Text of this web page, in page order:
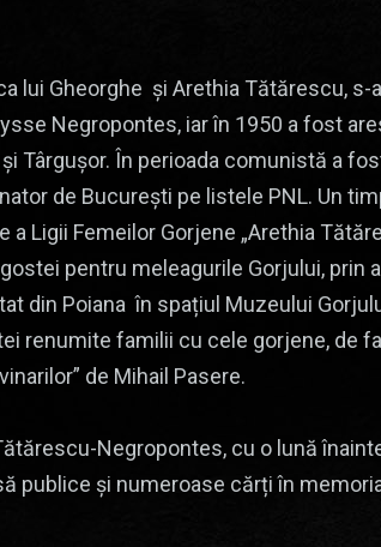
lui Gheorghe și Arethia Tătărescu, s-
Negropontes, iar în 1950 a fost
Târgușor. În perioada comunistă a
de București pe listele PNL. Un
Ligii Femeilor Gorjene „Arethia
pentru meleagurile Gorjului, prin
din Poiana în spațiul Muzeului
renumite familii cu cele gorjene, de
de Mihail Pasere.
Negropontes, cu o lună
publice și numeroase cărți în